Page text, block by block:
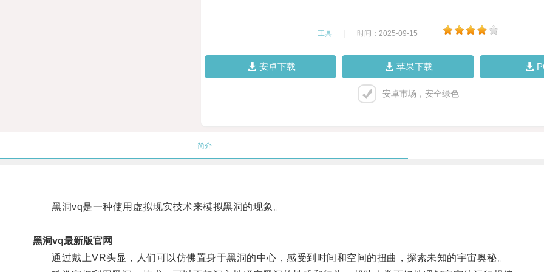
工具 时间：2025-09-15
安卓下载 苹果下载
安卓市场，安全绿色
简介
黑洞vq是一种使用虚拟现实技术来模拟黑洞的现象。
黑洞vq最新版官网
通过戴上VR头显，人们可以仿佛置身于黑洞的中心，感受到时间和空间的扭曲，探索未知的宇宙奥秘。